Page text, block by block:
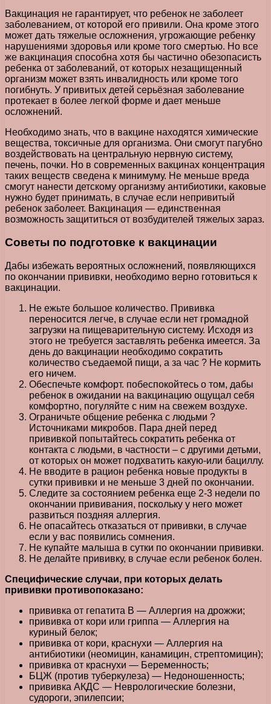
Вакцинация не гарантирует, что ребенок не заболеет
заболеванием, от которой его привили. Она кроме этого
может дать тяжелые осложнения, угрожающие ребенку
нарушениями здоровья или кроме того смертью. Но все
же вакцинация способна хотя бы частично обезопасисть
ребенка от заболеваний, от которых незащищенный
организм может взять инвалидность или кроме того
погибнуть. У привитых детей серьёзная заболевание
протекает в более легкой форме и дает меньше
осложнений.
Необходимо знать, что в вакцине находятся химические
вещества, токсичные для организма. Они смогут пагубно
воздействовать на центральную нервную систему,
печень, почки. Но в современных вакцинах концентрация
таких веществ сведена к минимуму. Не меньше вреда
смогут нанести детскому организму антибиотики, каковые
нужно будет принимать, в случае если непривитый
ребенок заболеет. Вакцинация — единственная
возможность защититься от возбудителей тяжелых зараз.
Советы по подготовке к вакцинации
Дабы избежать вероятных осложнений, появляющихся
по окончании прививки, необходимо верно готовиться к
вакцинации.
Не ежьте большое количество. Прививка
переносится легче, в случае если нет громадной
загрузки на пищеварительную систему. Исходя из
этого не требуется заставлять ребенка имеется. За
день до вакцинации необходимо сократить
количество съедаемой пищи, а за час ? Не кормить
его ничем.
Обеспечьте комфорт. побеспокойтесь о том, дабы
ребенок в ожидании на вакцинацию ощущал себя
комфортно, погуляйте с ним на свежем воздухе.
Ограничьте общение ребенка с людьми ?
Источниками микробов. Пара дней перед
прививкой попытайтесь сократить ребенка от
контакта с людьми, в частности – с другими детьми,
от которых он может подхватить какую-или бациллу.
Не вводите в рацион ребенка новые продукты в
сутки прививки и не меньше 3 дней по окончании.
Следите за состоянием ребенка еще 2-3 недели по
окончании прививания, поскольку у него может
развиться поздняя аллергия.
Не опасайтесь отказаться от прививки, в случае
если у вас появились сомнения.
Не купайте малыша в сутки по окончании прививки.
Не делайте прививку, в случае если ребенок болен.
Специфические случаи, при которых делать
прививки противопоказано:
прививка от гепатита B — Аллергия на дрожжи;
прививка от кори или гриппа — Аллергия на
куриный белок;
прививка от кори, краснухи — Аллергия на
антибиотики (неомицин, канамицин, стрептомицин);
прививка от краснухи — Беременность;
БЦЖ (против туберкулеза) — Недоношенность;
прививка АКДС — Неврологические болезни,
судороги, эпилепсии;